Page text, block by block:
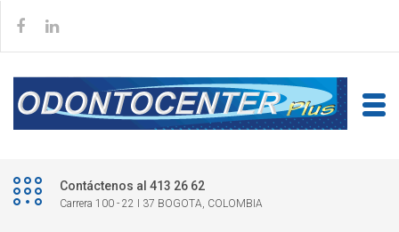
Contáctenos al 413 26 62
Carrera 100 - 22 I 37 BOGOTA, COLOMBIA